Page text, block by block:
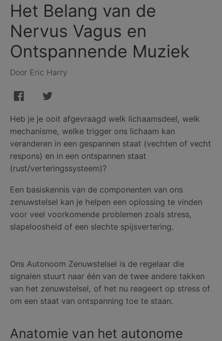
Het Belang van de
Nervus Vagus en
Ontspannende Muziek
Door Eric Harry
Heb je je ooit afgevraagd welk lichaamsdeel, welk
mechanisme, welke trigger ons lichaam kan
veranderen in een gespannen staat (vechten of vecht
respons) en in een ontspannen staat
(rust/verteringssysteem)?
Een basiskennis van de componenten van ons
zenuwstelsel kan je helpen een oplossing te vinden
voor veel voorkomende problemen zoals stress,
slapeloosheid of een slechte spijsvertering.
Ons Autonoom Zenuwstelsel is de regelaar die
signalen stuurt naar één van de twee andere takken
van het zenuwstelsel, of het nu reageert op stress of
om een staat van ontspanning toe te staan.
Anatomie van het autonome